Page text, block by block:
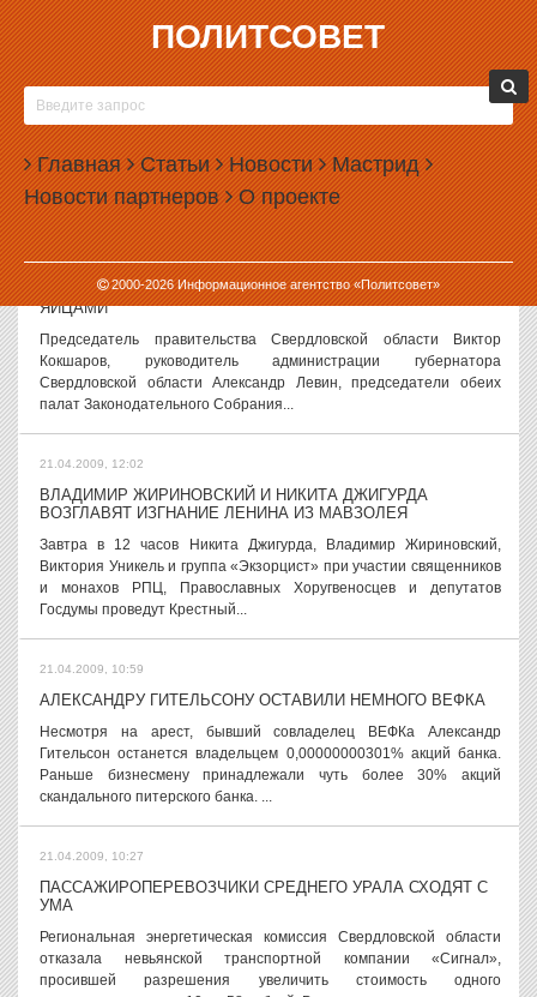
ПОЛИТСОВЕТ
Главная Статьи Новости Мастрид
Новости партнеров О проекте
2000-2026Информационное агентство «Политсовет»
21.04.2009, 13:12
БАРИНОВ ПОЖУРИЛ УРАЛ ЗА НЕДОРАБОТКИ
Уральский, Сибирский и Дальневосточный округа портят России
всю картину в плане строительной статистики. Как заявил в ходе
прошедшего в Совете Федерации круглого стола по проблемам
строительной...
21.04.2009, 13:02
ВЛАДЫКА ВИКЕНТИЙ ОДАРИЛ ЛЮДМИЛУ БАБУШКИНУ
ЯЙЦАМИ
Председатель правительства Свердловской области Виктор
Кокшаров, руководитель администрации губернатора
Свердловской области Александр Левин, председатели обеих
палат Законодательного Собрания...
21.04.2009, 12:02
ВЛАДИМИР ЖИРИНОВСКИЙ И НИКИТА ДЖИГУРДА
ВОЗГЛАВЯТ ИЗГНАНИЕ ЛЕНИНА ИЗ МАВЗОЛЕЯ
Завтра в 12 часов Никита Джигурда, Владимир Жириновский,
Виктория Уникель и группа «Экзорцист» при участии священников
и монахов РПЦ, Православных Хоругвеносцев и депутатов
Госдумы проведут Крестный...
21.04.2009, 10:59
АЛЕКСАНДРУ ГИТЕЛЬСОНУ ОСТАВИЛИ НЕМНОГО ВЕФКА
Несмотря на арест, бывший совладелец ВЕФКа Александр
Гительсон останется владельцем 0,00000000301% акций банка.
Раньше бизнесмену принадлежали чуть более 30% акций
скандального питерского банка. ...
21.04.2009, 10:27
ПАССАЖИРОПЕРЕВОЗЧИКИ СРЕДНЕГО УРАЛА СХОДЯТ С
УМА
Региональная энергетическая комиссия Свердловской области
отказала невьянской транспортной компании «Сигнал»,
просившей разрешения увеличить стоимость одного